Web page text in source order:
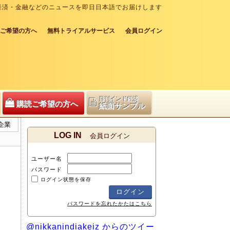
・金融などのニュースを即日日本語でお届けします
希望の方へ 無料トライアルサービス 会員ログイン
購読ご希望の方へ
日刊インド経済
紙面サンプル
業
LOG IN 会員ログイン
ユーザー名
パスワード
ログイン状態を保存
パスワードを忘れたかたはこちら
@nikkanindiakeiz からのツイー